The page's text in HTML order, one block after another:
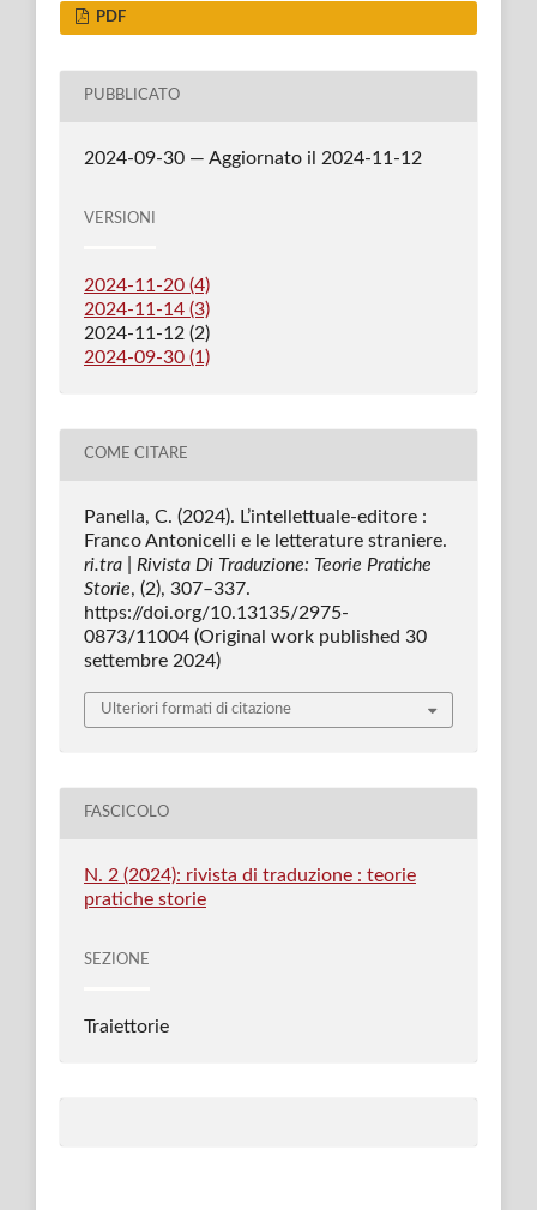
PDF
PUBBLICATO
2024-09-30 — Aggiornato il 2024-11-12
VERSIONI
2024-11-20 (4)
2024-11-14 (3)
2024-11-12 (2)
2024-09-30 (1)
COME CITARE
Panella, C. (2024). L’intellettuale-editore :
Franco Antonicelli e le letterature straniere.
ri.tra | Rivista Di Traduzione: Teorie Pratiche
Storie, (2), 307–337.
https://doi.org/10.13135/2975-
0873/11004 (Original work published 30
settembre 2024)
Ulteriori formati di citazione
FASCICOLO
N. 2 (2024): rivista di traduzione : teorie
pratiche storie
SEZIONE
Traiettorie